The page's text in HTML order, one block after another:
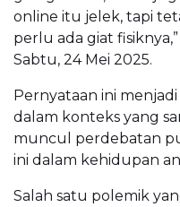
online itu jelek, tapi
perlu ada giat
Sabtu, 24 Mei 2025.
Pernyataan ini
dalam konteks yang
muncul perdebatan
ini dalam kehidupan
Salah satu polemik